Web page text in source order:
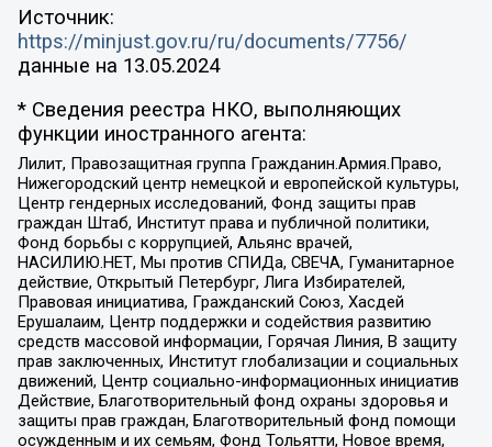
Источник:
https://minjust.gov.ru/ru/documents/7756/
данные на 13.05.2024
* Сведения реестра НКО, выполняющих
функции иностранного агента:
Лилит, Правозащитная группа Гражданин.Армия.Право,
Нижегородский центр немецкой и европейской культуры,
Центр гендерных исследований, Фонд защиты прав
граждан Штаб, Институт права и публичной политики,
Фонд борьбы с коррупцией, Альянс врачей,
НАСИЛИЮ.НЕТ, Мы против СПИДа, СВЕЧА, Гуманитарное
действие, Открытый Петербург, Лига Избирателей,
Правовая инициатива, Гражданский Союз, Хасдей
Ерушалаим, Центр поддержки и содействия развитию
средств массовой информации, Горячая Линия, В защиту
прав заключенных, Институт глобализации и социальных
движений, Центр социально-информационных инициатив
Действие, Благотворительный фонд охраны здоровья и
защиты прав граждан, Благотворительный фонд помощи
осужденным и их семьям, Фонд Тольятти, Новое время,